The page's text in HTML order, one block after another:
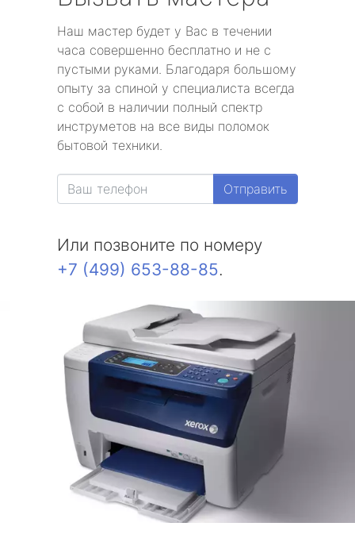
Наш мастер будет у Вас в течении
часа совершенно бесплатно и не с
пустыми руками. Благодаря большому
опыту за спиной у специалиста всегда
с собой в наличии полный спектр
инструметов на все виды поломок
бытовой техники.
Отправить
Или позвоните по номеру
+7 (499) 653-88-85.